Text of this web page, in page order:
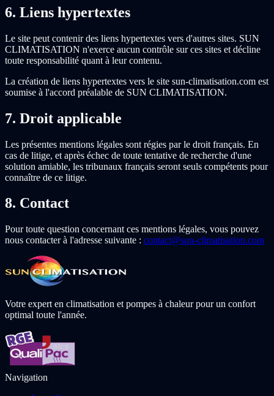
6. Liens hypertextes
Le site peut contenir des liens hypertextes vers d'autres sites. SUN
CLIMATISATION n'exerce aucun contrôle sur ces sites et décline
toute responsabilité quant à leur contenu.
La création de liens hypertextes vers le site sun-climatisation.com est
soumise à l'accord préalable de SUN CLIMATISATION.
7. Droit applicable
Les présentes mentions légales sont régies par le droit français. En
cas de litige, et après échec de toute tentative de recherche d'une
solution amiable, les tribunaux français seront seuls compétents pour
connaître de ce litige.
8. Contact
Pour toute question concernant ces mentions légales, vous pouvez
nous contacter à l'adresse suivante : contact@sun-climatisation.com
Votre expert en climatisation et pompes à chaleur pour un confort
optimal toute l'année.
Navigation